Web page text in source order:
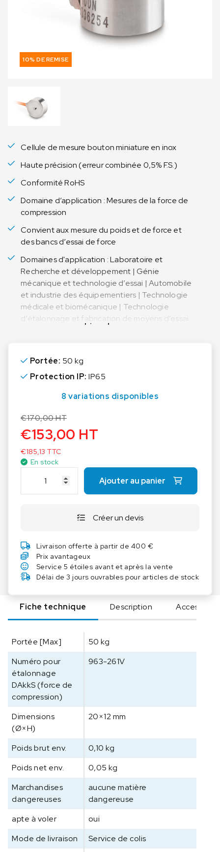
10% DE REMISE
Cellule de mesure bouton miniature en inox
Haute précision (erreur combinée 0,5% F.S.)
Conformité RoHS
Domaine d’application : Mesures de la force de
compression
Convient aux mesure du poids et de force et
des bancs d’essai de force
Domaines d'application : Laboratoire et
Recherche et développement | Génie
mécanique et technologie d’essai | Automobile
et industrie des équipementiers | Technologie
médicale et biomécanique | Technologie
d’étalonnage et fabrication de moyens d’essai
Lire plus
Portée: 50 kg
Protection IP: IP65
8 variations disponibles
€170,00HT
€153,00 HT
€185,13 TTC
En stock
a
t
é
d
e
A
U
T
R
C
a
p
t
e
r
d
e
e
s
a
g
e
/
Ajouter au panier
Créer un devis
Livraison offerte à partir de 400 €
Prix avantageux
Service 5 étoiles avant et après la vente
Délai de 3 jours ouvrables pour articles de stock
Fiche technique Description Accessoires
Portée [Max]
50 kg
Numéro pour
étalonnage
DAkkS (force de
compression)
963-261V
Dimensions
(Ø×H)
20×12 mm
Poids brut env.
0,10 kg
Poids net env.
0,05 kg
Marchandises
dangereuses
aucune matière
dangereuse
apte à voler
oui
Mode de livraison
Service de colis